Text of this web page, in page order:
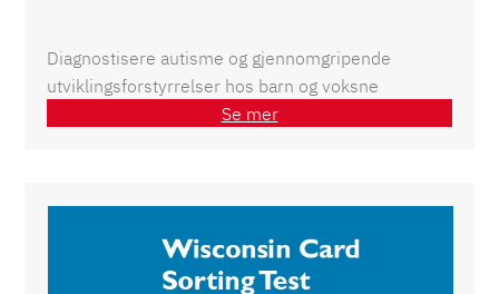
Diagnostisere autisme og gjennomgripende
utviklingsforstyrrelser hos barn og voksne
Se mer